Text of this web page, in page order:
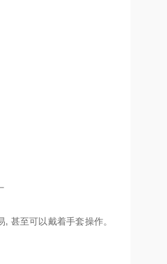
甚至可以戴着手套操作。